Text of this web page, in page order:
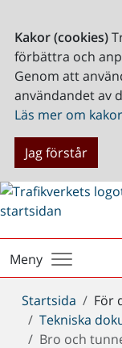
Kakor (cookies)
förbättra och
Genom att
användandet av
Läs mer om
Jag förstår
Meny
Du
är
här:
Startsida För
Tekniska
Bro och